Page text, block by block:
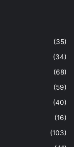
(35)
(34)
(68)
(59)
(40)
(16)
(103)